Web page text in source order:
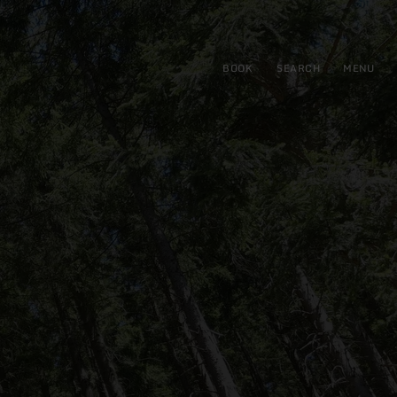
BOOK SEARCH MENU